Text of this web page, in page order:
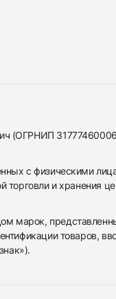
(ОГРНИП
с физическими
и хранения
марок,
товаров,